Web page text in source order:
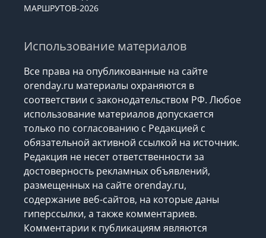
МАРШРУТОВ-2026
Использование материалов
Все права на опубликованные на сайте
orenday.ru материалы охраняются в
соответствии с законодательством РФ. Любое
использование материалов допускается
только по согласованию с Редакцией с
обязательной активной ссылкой на источник.
Редакция не несет ответственности за
достоверность рекламных объявлений,
размещенных на сайте orenday.ru,
содержание веб-сайтов, на которые даны
гиперссылки, а также комментариев.
Комментарии к публикациям являются